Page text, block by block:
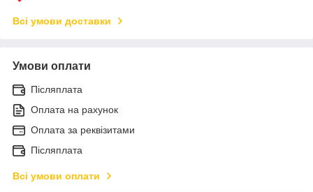
Всі умови доставки
Умови оплати
Післяплата
Оплата на рахунок
Оплата за реквізитами
Післяплата
Всі умови оплати